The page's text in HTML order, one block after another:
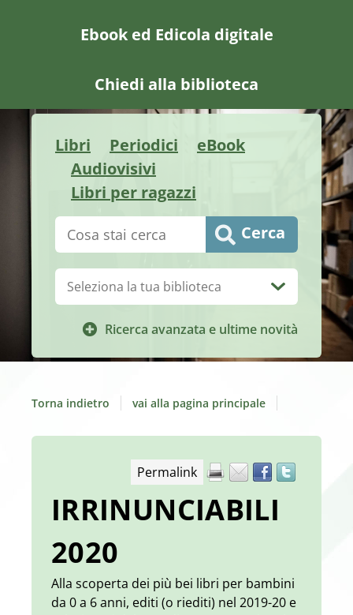
Ebook ed Edicola digitale
Chiedi alla biblioteca
Libri Periodici
eBook
Audiovisivi
Libri per ragazzi
Cerca su "Catalogo" Cerca
Ricerca avanzata e ultime novità
Biblioteca:
Torna indietro vai alla pagina principale
Permalink
IRRINUNCIABILI
2020
Alla scoperta dei più bei libri per bambini
da 0 a 6 anni, editi (o riediti) nel 2019-20 e